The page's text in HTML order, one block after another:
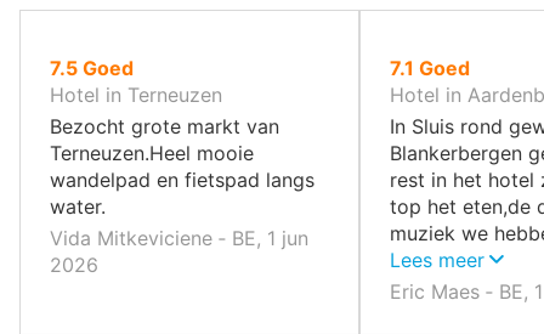
7.5uit
10
,
Goed
Hotel in Terneuzen
Bezocht grote markt van
Terneuzen.Heel mooie
wandelpad en fietspad langs
water.
Vida Mitkeviciene ‐ BE, 1 jun
2026
7.1 uit
10
,
Goed
Hotel in
In Sluis rond
Blankerbergen
rest in het hotel
top het eten,de
muziek we
geamuseerd.
Lees meer
Eric Maes ‐ BE,